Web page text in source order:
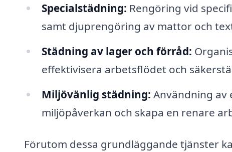
Specialstädning: Rengöring vid
samt djuprengöring av mattor och
Städning av lager och förråd:
effektivisera arbetsflödet och
Miljövänlig städning: Användning
miljöpåverkan och skapa en renare
Förutom dessa grundläggande tjänster